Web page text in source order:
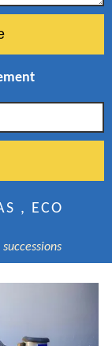
, ECO